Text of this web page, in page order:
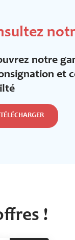
notre
et
TÉLÉCHARGER
!